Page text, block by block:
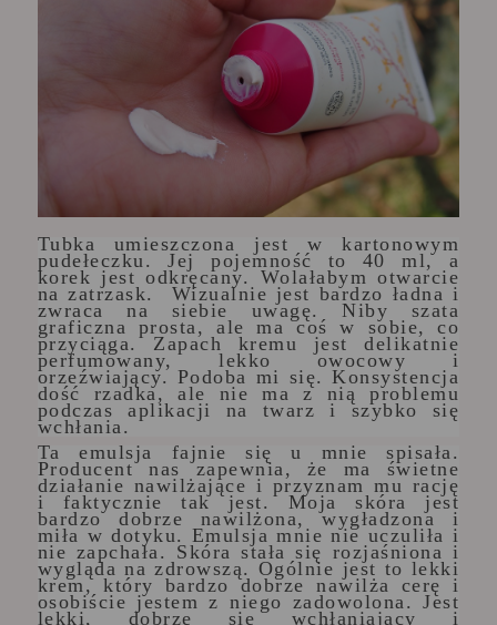
Tubka umieszczona jest w kartonowym
pudełeczku. Jej pojemność to 40 ml, a
korek jest odkręcany. Wolałabym otwarcie
na zatrzask. Wizualnie jest bardzo ładna i
zwraca na siebie uwagę. Niby szata
graficzna prosta, ale ma coś w sobie, co
przyciąga. Zapach kremu jest delikatnie
perfumowany, lekko owocowy i
orzeźwiający. Podoba mi się. Konsystencja
dość rzadka, ale nie ma z nią problemu
podczas aplikacji na twarz i szybko się
wchłania.
Ta emulsja fajnie się u mnie spisała.
Producent nas zapewnia, że ma świetne
działanie nawilżające i przyznam mu rację
i faktycznie tak jest. Moja skóra jest
bardzo dobrze nawilżona, wygładzona i
miła w dotyku. Emulsja mnie nie uczuliła i
nie zapchała. Skóra stała się rozjaśniona i
wygląda na zdrowszą. Ogólnie jest to lekki
krem, który bardzo dobrze nawilża cerę i
osobiście jestem z niego zadowolona. Jest
lekki, dobrze się wchłaniający i